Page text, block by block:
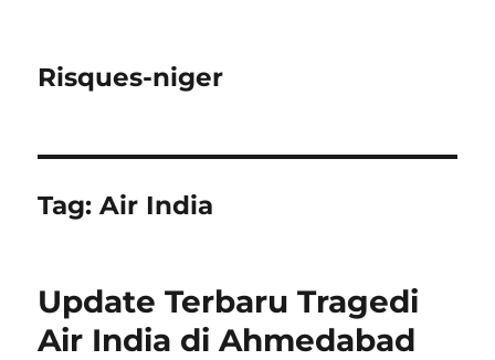
Risques-niger
Tag:Air India
Update Terbaru Tragedi
Air India di Ahmedabad